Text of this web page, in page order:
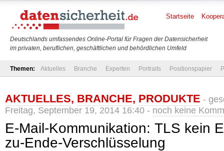
Deutschlands umfassendes Online-Portal für Fragen der Datensicherheit
im privaten, beruflichen, geschäftlichen und behördlichen Umfeld
Startseite
Themen: Aktuelles Branche Experten Portraits Positionspapier
AKTUELLES, BRANCHE, PRODUKTE -
Freitag, September 19, 2014 16:40 - noch keine
E-Mail-Kommunikation: TLS kein
zu-Ende-Verschlüsselung